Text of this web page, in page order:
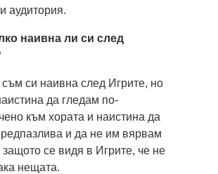
аудитория.
наивна ли си след
си наивна след Игрите, но
да гледам по-
към хората и наистина да
и да не им вярвам
защото се видя в Игрите, че не
нещата.